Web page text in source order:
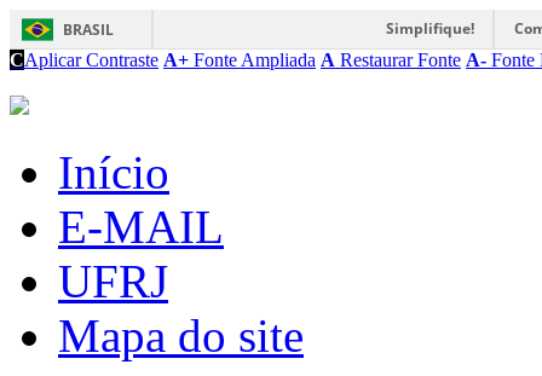
BRASIL Simplifique!
CAplicar Contraste A+ Fonte Ampliada A Restaurar Fonte A- Fonte
Início
E-MAIL
UFRJ
Mapa do site